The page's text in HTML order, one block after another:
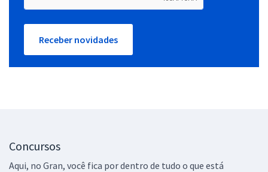
Receber novidades
Concursos
Aqui, no Gran, você fica por dentro de tudo o que está